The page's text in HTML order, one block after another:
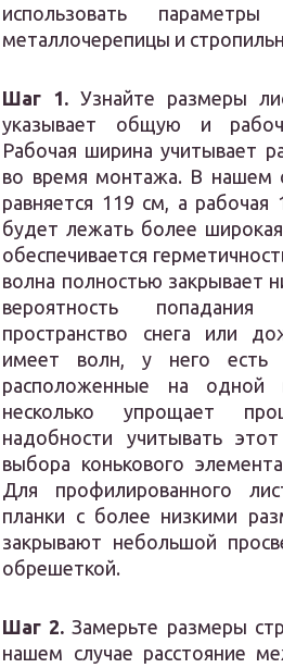
использовать
металлочерепицы и
Шаг 1. Узнайте размеры
указывает общую и
Рабочая ширина учитывает
во время монтажа. В нашем
равняется 119 см, а рабочая
будет лежать более
обеспечивается
волна полностью закрывает
вероятность
пространство снега или
имеет волн, у него есть
расположенные на одной
несколько упрощает
надобности учитывать
выбора конькового
Для профилированного
планки с более низкими
закрывают небольшой
обрешеткой.
Шаг 2. Замерьте размеры
нашем случае расстояние